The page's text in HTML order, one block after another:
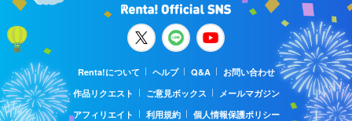
Renta!について ヘルプ Q&A
お問い合わせ
作品リクエスト
ご意見ボックス
メールマガジン
アフィリエイト
利用規約 個人情報保護ポリシー